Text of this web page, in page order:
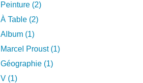
Peinture (2)
À Table (2)
Album (1)
Marcel Proust (1)
Géographie (1)
V (1)